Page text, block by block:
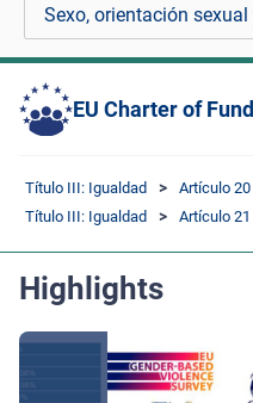
Sexo, orientación sexual
EU Charter of
Título III: Igualdad
Artículo
Título III: Igualdad
Artículo
Highlights